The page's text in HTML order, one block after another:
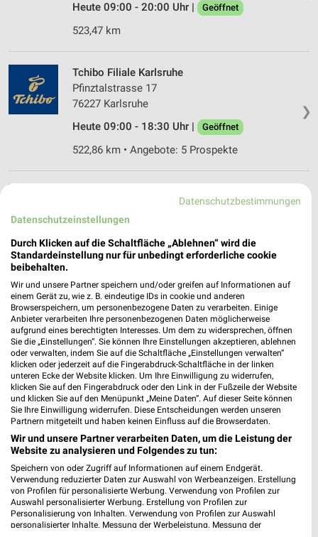
Heute 09:00 - 20:00 Uhr |
Geöffnet
523,47 km
❯
Tchibo Filiale Karlsruhe
Pfinztalstrasse 17
76227 Karlsruhe
Heute 09:00 - 18:30 Uhr |
Geöffnet
522,86 km • Angebote: 5 Prospekte
68723 Schwetzingen
Heute 09:00 - 19:00 Uhr | Geöffnet
GALERIA Karlsruhe
Kaiserstraße 147-159
76133 Karlsruhe
Heute 09:30 - 20:00 Uhr | Öffnet in 29 Min.
525,29 km • Angebote: 2 Prospekte
Kaiserstraße 147-159
76133 Karlsruhe
Heute 09:30 - 20:00 Uhr | Öffnet in 29 Min.
525,31 km • Angebote: 2 Prospekte
Datenschutzbestimmungen
Datenschutzeinstellungen
Durch Klicken auf die Schaltfläche „Ablehnen“ wird die
Standardeinstellung nur für unbedingt erforderliche cookie
beibehalten.
Wir und unsere Partner speichern und/oder greifen auf Informationen auf
einem Gerät zu, wie z. B. eindeutige IDs in cookie und anderen
Browserspeichern, um personenbezogene Daten zu verarbeiten. Einige
Anbieter verarbeiten Ihre personenbezogenen Daten möglicherweise
aufgrund eines berechtigten Interesses. Um dem zu widersprechen, öffnen
Sie die „Einstellungen“. Sie können Ihre Einstellungen akzeptieren, ablehnen
oder verwalten, indem Sie auf die Schaltfläche „Einstellungen verwalten“
klicken oder jederzeit auf die Fingerabdruck-Schaltfläche in der linken
unteren Ecke der Website klicken. Um Ihre Einwilligung zu widerrufen,
klicken Sie auf den Fingerabdruck oder den Link in der Fußzeile der Website
und klicken Sie auf den Menüpunkt „Meine Daten“. Auf dieser Seite können
Sie Ihre Einwilligung widerrufen. Diese Entscheidungen werden unseren
Partnern mitgeteilt und haben keinen Einfluss auf die Browserdaten.
Wir und unsere Partner verarbeiten Daten, um die Leistung der
Website zu analysieren und Folgendes zu tun:
Speichern von oder Zugriff auf Informationen auf einem Endgerät.
Verwendung reduzierter Daten zur Auswahl von Werbeanzeigen. Erstellung
von Profilen für personalisierte Werbung. Verwendung von Profilen zur
Auswahl personalisierter Werbung. Erstellung von Profilen zur
Personalisierung von Inhalten. Verwendung von Profilen zur Auswahl
personalisierter Inhalte. Messung der Werbeleistung. Messung der